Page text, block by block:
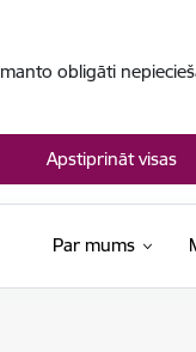
obligāti
Apstiprināt visas
Par mums